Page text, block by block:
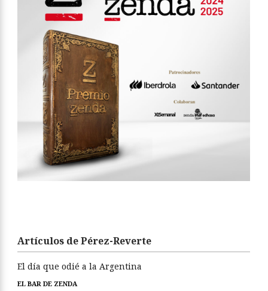
Artículos de Pérez-Reverte
El día que odié a la Argentina
EL BAR DE ZENDA